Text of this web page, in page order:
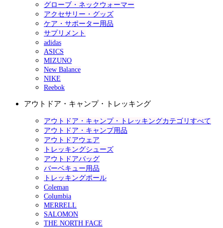
グローブ・ネックウォーマー
アクセサリー・グッズ
ケア・サポーター用品
サプリメント
adidas
ASICS
MIZUNO
New Balance
NIKE
Reebok
アウトドア・キャンプ・トレッキング
アウトドア・キャンプ・トレッキングカテゴリすべて
アウトドア・キャンプ用品
アウトドアウェア
トレッキングシューズ
アウトドアバッグ
バーベキュー用品
トレッキングポール
Coleman
Columbia
MERRELL
SALOMON
THE NORTH FACE